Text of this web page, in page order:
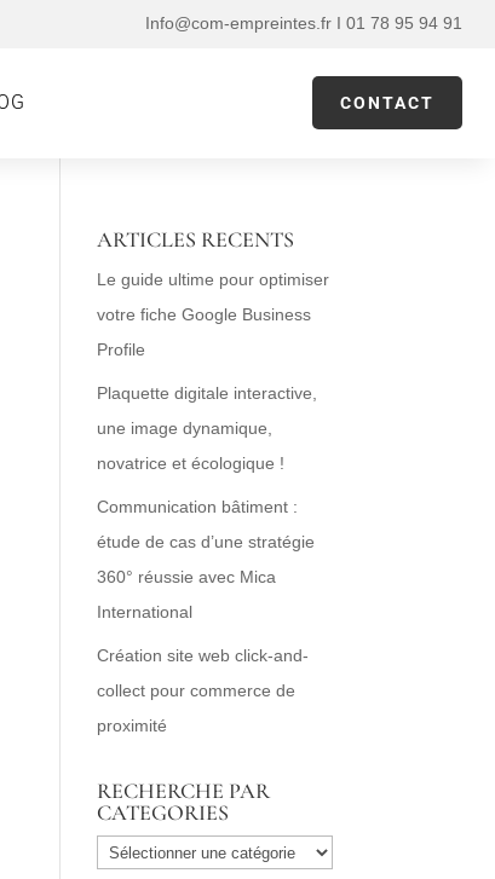
Info@com-empreintes.fr I 01 78 95 94 91
CONTACT
ARTICLES RECENTS
Le guide ultime pour optimiser
votre fiche Google Business
Profile
Plaquette digitale interactive,
une image dynamique,
novatrice et écologique !
Communication bâtiment :
étude de cas d’une stratégie
360° réussie avec Mica
International
Création site web click-and-
collect pour commerce de
proximité
RECHERCHE PAR
CATEGORIES
RECHERCHE